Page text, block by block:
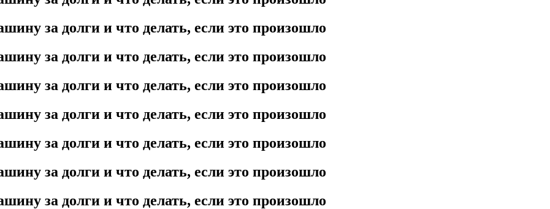
за долги и что делать, если это произошло
за долги и что делать, если это произошло
за долги и что делать, если это произошло
за долги и что делать, если это произошло
за долги и что делать, если это произошло
за долги и что делать, если это произошло
за долги и что делать, если это произошло